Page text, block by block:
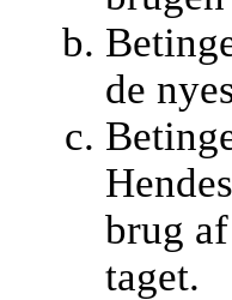
de
brug
taget.